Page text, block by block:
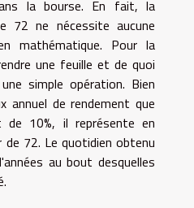
la bourse. En fait, la
72 ne nécessite aucune
mathématique. Pour la
une feuille et de quoi
simple opération. Bien
annuel de rendement que
10%, il représente en
72. Le quotidien obtenu
au bout desquelles